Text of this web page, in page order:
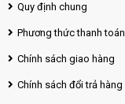
Quy định chung
Phương thức thanh toán
Chính sách giao hàng
Chính sách đổi trả hàng